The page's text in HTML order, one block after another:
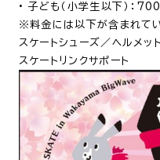
•
子ども（小学生以下）：
※料金には以下が含まれてい
スケートシューズ／ヘルメッ
スケートリンクサポート